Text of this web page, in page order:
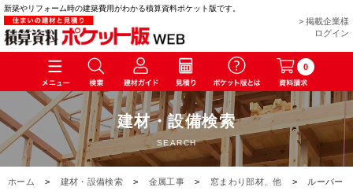
新築やリフォーム時の建築費用がわかる積算資料ポケット版です。
> 掲載企業様
ログイン
0
建材・設備検索
SEARCH
ホーム > 建材・設備検索 > 金属工事 > 窓まわり部材、他 > ルーバー